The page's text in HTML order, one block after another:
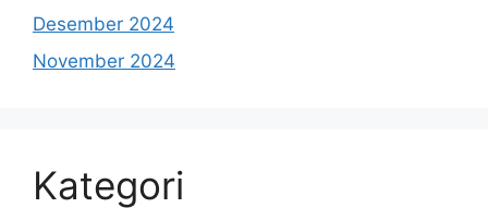
Desember 2024
November 2024
Kategori